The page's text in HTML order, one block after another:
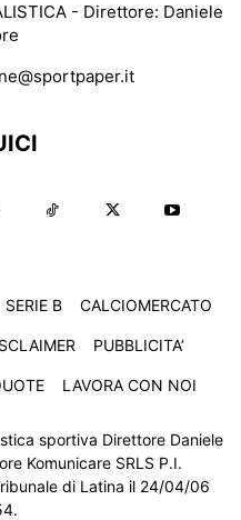
- Direttore: Daniele
SERIE B CALCIOMERCATO
PUBBLICITA’
LAVORA CON NOI
sportiva Direttore Daniele
Komunicare SRLS P.I.
di Latina il 24/04/06